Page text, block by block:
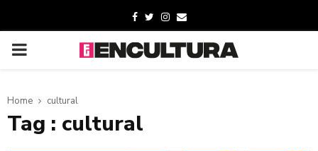
Home cultural
Tag : cultural